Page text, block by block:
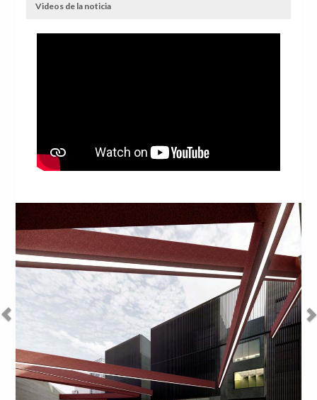
Videos de la noticia
Anterior